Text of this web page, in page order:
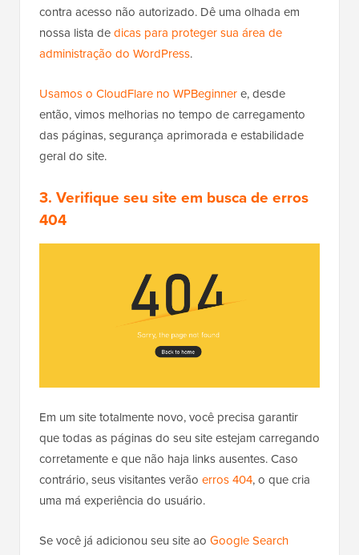
contra acesso não autorizado. Dê uma olhada em
nossa lista dedicas para proteger sua área de
administração do WordPress.
Usamos o CloudFlare no WPBeginnere, desde
então, vimos melhorias no tempo de carregamento
das páginas, segurança aprimorada e estabilidade
geral do site.
3. Verifique seu site em busca de erros
404
Em um site totalmente novo, você precisa garantir
que todas as páginas do seu site estejam carregando
corretamente e que não haja links ausentes. Caso
contrário, seus visitantes verão erros 404, o que cria
uma má experiência do usuário.
Se você já adicionou seu site ao Google Search